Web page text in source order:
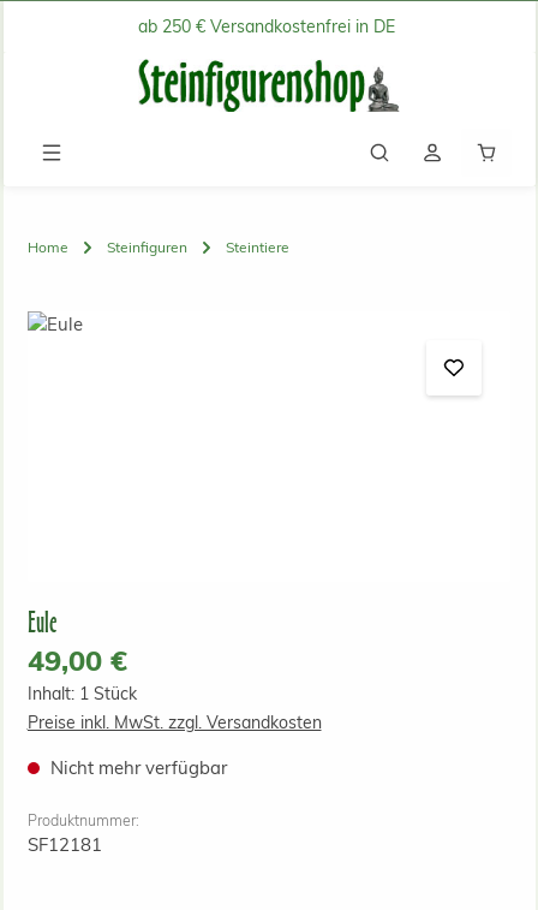
Zum Hauptinhalt springenab 250 € Versandkostenfrei in DE
Home Steinfiguren Steintiere
Bildergalerie überspringen
Eule
Regulärer Preis:
49,00 €
Inhalt: 1 Stück
Preise inkl. MwSt. zzgl. Versandkosten
Nicht mehr verfügbar
Produktnummer:
SF12181